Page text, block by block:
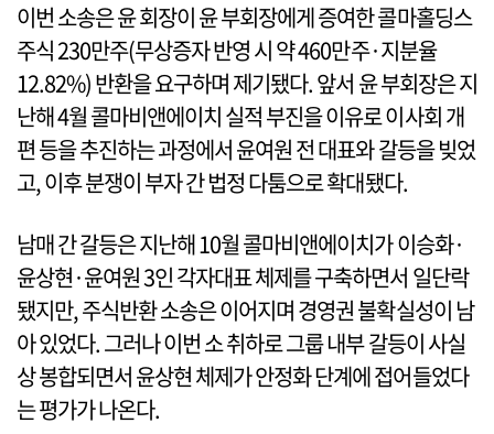
이번 소송은 윤 회장이 윤 부회장에게 증여한 콜마홀딩스
주식 230만주(무상증자 반영 시 약 460만주·지분율
12.82%) 반환을 요구하며 제기됐다. 앞서 윤 부회장은 지
난해 4월 콜마비앤에이치 실적 부진을 이유로 이사회 개
편 등을 추진하는 과정에서 윤여원 전 대표와 갈등을 빚었
고, 이후 분쟁이 부자 간 법정 다툼으로 확대됐다.
남매 간 갈등은 지난해 10월 콜마비앤에이치가 이승화·
윤상현·윤여원 3인 각자대표 체제를 구축하면서 일단락
됐지만, 주식반환 소송은 이어지며 경영권 불확실성이 남
아 있었다. 그러나 이번 소 취하로 그룹 내부 갈등이 사실
상 봉합되면서 윤상현 체제가 안정화 단계에 접어들었다
는 평가가 나온다.